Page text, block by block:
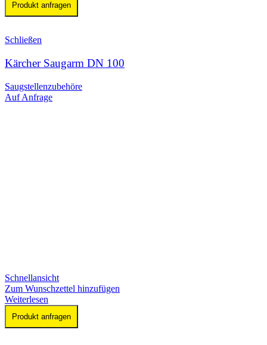
Produkt anfragen
Schließen
Kärcher Saugarm DN 100
Saugstellenzubehöre
Auf Anfrage
Schnellansicht
Zum Wunschzettel hinzufügen
Weiterlesen
Produkt anfragen